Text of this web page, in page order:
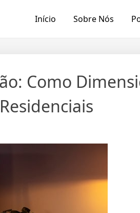
Início Sobre Nós
Como